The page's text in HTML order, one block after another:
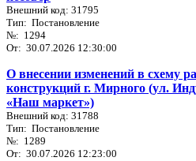
Внешний код: 31795
Тип: Постановление
№: 1294
От: 30.07.2026 12:30:00
О внесении изменений в схему
конструкций г. Мирного (ул.
«Наш маркет»)
Внешний код: 31788
Тип: Постановление
№: 1289
От: 30.07.2026 12:23:00